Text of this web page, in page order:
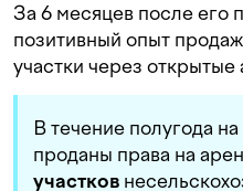
За 6 месяцев после его
позитивный опыт
участки через открытые
В течение полугода
проданы права на
участков